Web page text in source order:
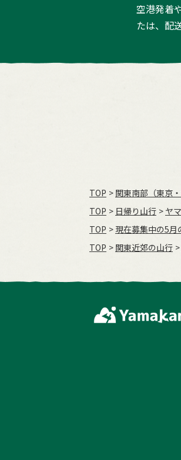
空港発着
たは、配
TOP 関東南部（東京
TOP
日帰り山行
ヤ
TOP
現在募集中の5月
TOP
関東近郊の山行